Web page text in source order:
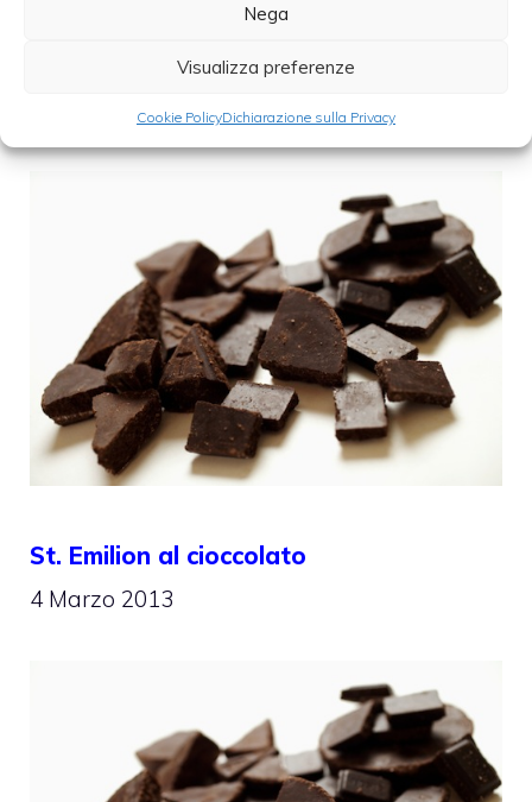
Nega
Visualizza preferenze
Cookie PolicyDichiarazione sulla Privacy
Dolci
St. Emilion al cioccolato
4 Marzo 2013